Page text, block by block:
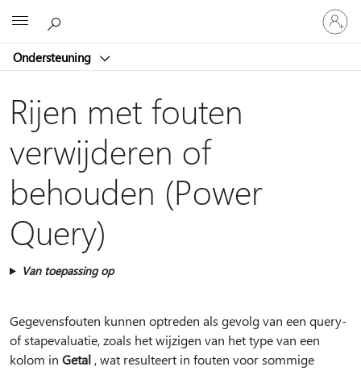
Ondersteuning
Meld
je
aan
je
Rijen met fouten
verwijderen of
behouden (Power
Query)
Van toepassing op
Gegevensfouten kunnen optreden als gevolg van een query-
of stapevaluatie, zoals het wijzigen van het type van een
kolom in Getal , wat resulteert in fouten voor sommige